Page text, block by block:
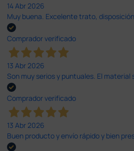
14 Abr 2026
Muy buena. Excelente trato,
Comprador verificado
13 Abr 2026
Son muy serios y puntuales. El material
Comprador verificado
13 Abr 2026
Buen producto y envío rápido y bien